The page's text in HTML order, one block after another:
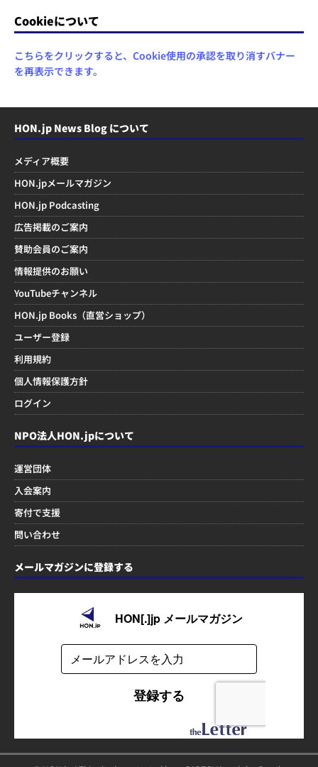
Cookieについて
こちらをクリックすると、Cookie使用の承認を取り消すバナー
を再表示できます。
HON.jp News Blog について
メディア概要
HON.jpメールマガジン
HON.jp Podcasting
広告掲載のご案内
賛助会員のご案内
情報提供のお願い
YouTubeチャンネル
HON.jp Books（直営ショップ）
ユーザー登録
利用規約
個人情報保護方針
ログイン
NPO法人HON.jpについて
運営団体
入会案内
寄付で支援
問い合わせ
メールマガジンに登録する